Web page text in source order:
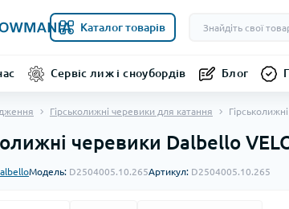
Каталог товарів
Сервіс лиж і сноубордів Блог
Гірськолижні черевики для катання
черевики Dalbello
Модель: D2504005.10.265Артикул: D2504005.10.265